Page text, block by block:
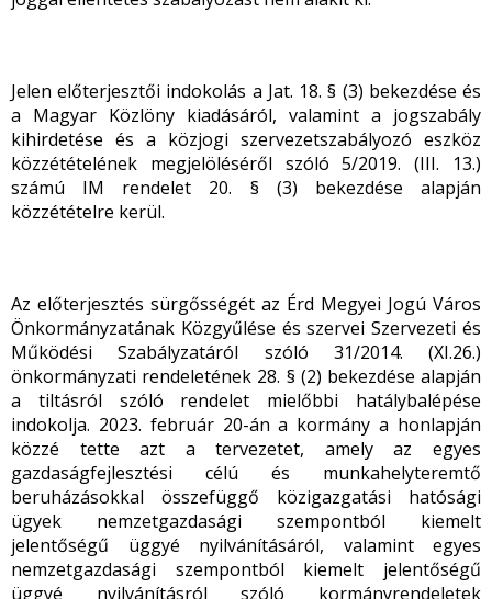
Jelen előterjesztői indokolás a Jat. 18. § (3) bekezdése és
a Magyar Közlöny kiadásáról, valamint a jogszabály
kihirdetése és a közjogi szervezetszabályozó eszköz
közzétételének megjelöléséről szóló 5/2019. (III. 13.)
számú IM rendelet 20. § (3) bekezdése alapján
közzétételre kerül.
Az előterjesztés sürgősségét az Érd Megyei Jogú Város
Önkormányzatának Közgyűlése és szervei Szervezeti és
Működési Szabályzatáról szóló 31/2014. (XI.26.)
önkormányzati rendeletének 28. § (2) bekezdése alapján
a tiltásról szóló rendelet mielőbbi hatálybalépése
indokolja. 2023. február 20-án a kormány a honlapján
közzé tette azt a tervezetet, amely az egyes
gazdaságfejlesztési célú és munkahelyteremtő
beruházásokkal összefüggő közigazgatási hatósági
ügyek nemzetgazdasági szempontból kiemelt
jelentőségű üggyé nyilvánításáról, valamint egyes
nemzetgazdasági szempontból kiemelt jelentőségű
üggyé nyilvánításról szóló kormányrendeletek